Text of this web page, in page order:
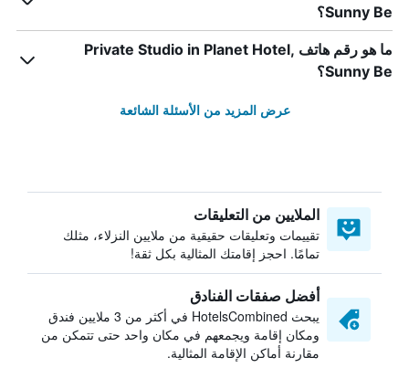
Sunny Be؟
ما هو رقم هاتف Private Studio in Planet Hotel,
Sunny Be؟
عرض المزيد من الأسئلة الشائعة
الملايين من التعليقات
تقييمات وتعليقات حقيقية من ملايين النزلاء، مثلك
تمامًا. احجز إقامتك المثالية بكل ثقة!
أفضل صفقات الفنادق
يبحث HotelsCombined في أكثر من 3 ملايين فندق
ومكان إقامة ويجمعهم في مكان واحد حتى تتمكن من
مقارنة أماكن الإقامة المثالية.